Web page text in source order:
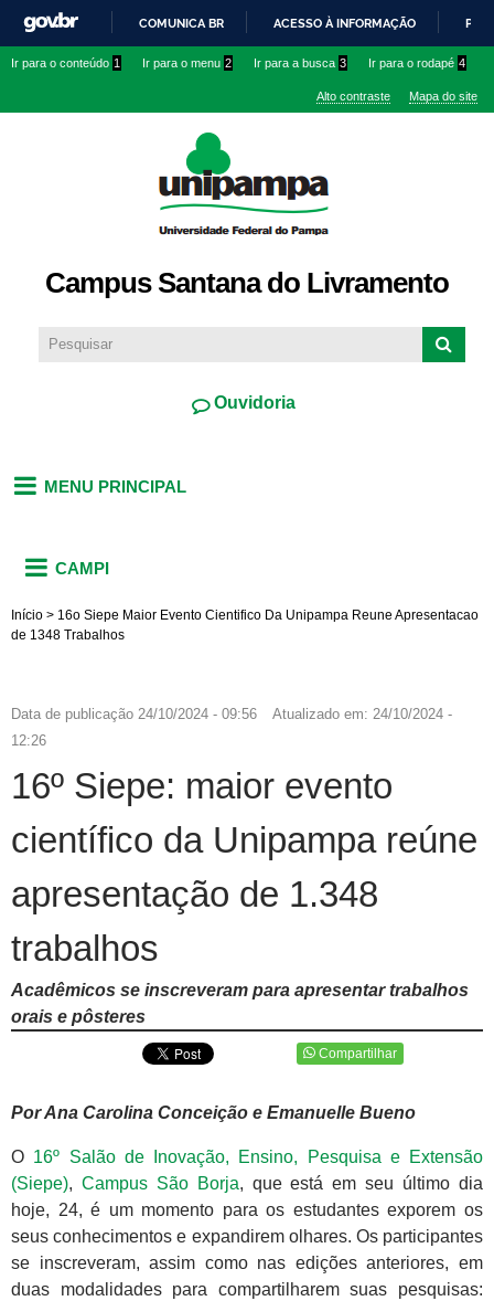
conteúdo
IR
O
COMUNICA BR ACESSO À INFORMAÇÃO
Ir para o conteúdo 1 Ir para o menu 2 Ir para a busca 3 Ir para o rodapé 4
Alto contraste Mapa do site
Campus Santana do Livramento
Ouvidoria
MENU PRINCIPAL
CAMPI
Início > 16o Siepe Maior Evento Cientifico Da Unipampa Reune Apresentacao
de 1348 Trabalhos
Data de publicação 24/10/2024 - 09:56 Atualizado em: 24/10/2024 -
12:26
16º Siepe: maior evento
científico da Unipampa reúne
apresentação de 1.348
trabalhos
Acadêmicos se inscreveram para apresentar trabalhos
orais e pôsteres
Compartilhar
Por Ana Carolina Conceição e Emanuelle Bueno
O 16º Salão de Inovação, Ensino, Pesquisa e Extensão
(Siepe), Campus São Borja, que está em seu último dia
hoje, 24, é um momento para os estudantes exporem os
seus conhecimentos e expandirem olhares. Os participantes
se inscreveram, assim como nas edições anteriores, em
duas modalidades para compartilharem suas pesquisas: